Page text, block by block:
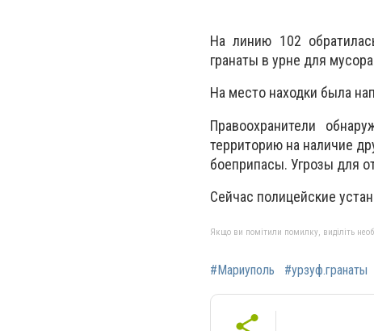
На линию 102
гранаты в урне для
На место находки была
Правоохранители
территорию на наличие
боеприпасы. Угрозы для
Сейчас полицейские
Якщо ви помітили помилку, виділіть
#Мариуполь #урзуф.гранаты